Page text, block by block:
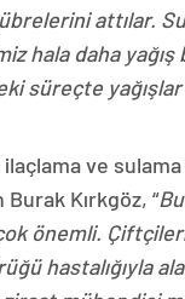
attılar.
hala daha
süreçte
ilaçlama ve
Kırkgöz, “
önemli.
hastalığıyla